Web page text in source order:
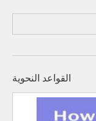
القواعد النحوية